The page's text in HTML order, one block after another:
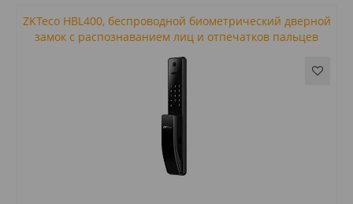
ZKTeco HBL400, беспроводной биометрический дверной
замок с распознаванием лиц и отпечатков пальцев